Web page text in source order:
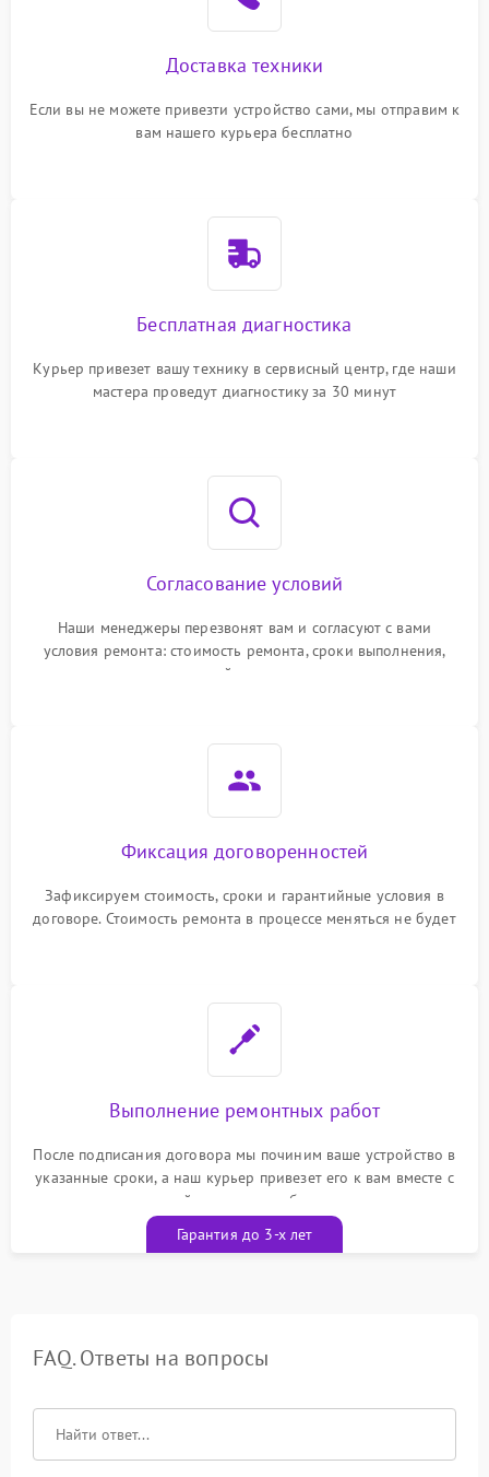
Доставка техники
Если вы не можете привезти устройство сами, мы отправим к
вам нашего курьера бесплатно
Бесплатная диагностика
Курьер привезет вашу технику в сервисный центр, где наши
мастера проведут диагностику за 30 минут
Согласование условий
Наши менеджеры перезвонят вам и согласуют с вами
условия ремонта: стоимость ремонта, сроки выполнения,
гарантийные условия
Фиксация договоренностей
Зафиксируем стоимость, сроки и гарантийные условия в
договоре. Стоимость ремонта в процессе меняться не будет
Выполнение ремонтных работ
После подписания договора мы починим ваше устройство в
указанные сроки, а наш курьер привезет его к вам вместе с
гарантийным талоном бесплатно
Гарантия до 3-х лет
FAQ. Ответы на вопросы